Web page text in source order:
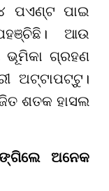
ପଏଣ୍ଟ ପାଇ
ଆଉ
ଭୂମିକା ଗ୍ରହଣ
ଅଟ୍ଟାପଟ୍ଟୁ।
ଶତକ ହାସଲ
ଅନେକ